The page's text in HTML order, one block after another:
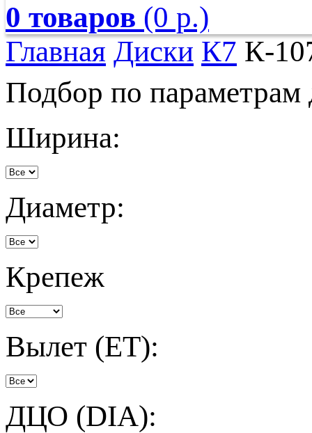
0 товаров (0 р.)
Главная Диски К7 К-
Подбор по параметрам
Ширина:
Диаметр:
Крепеж
Вылет (ET):
ДЦО (DIA):